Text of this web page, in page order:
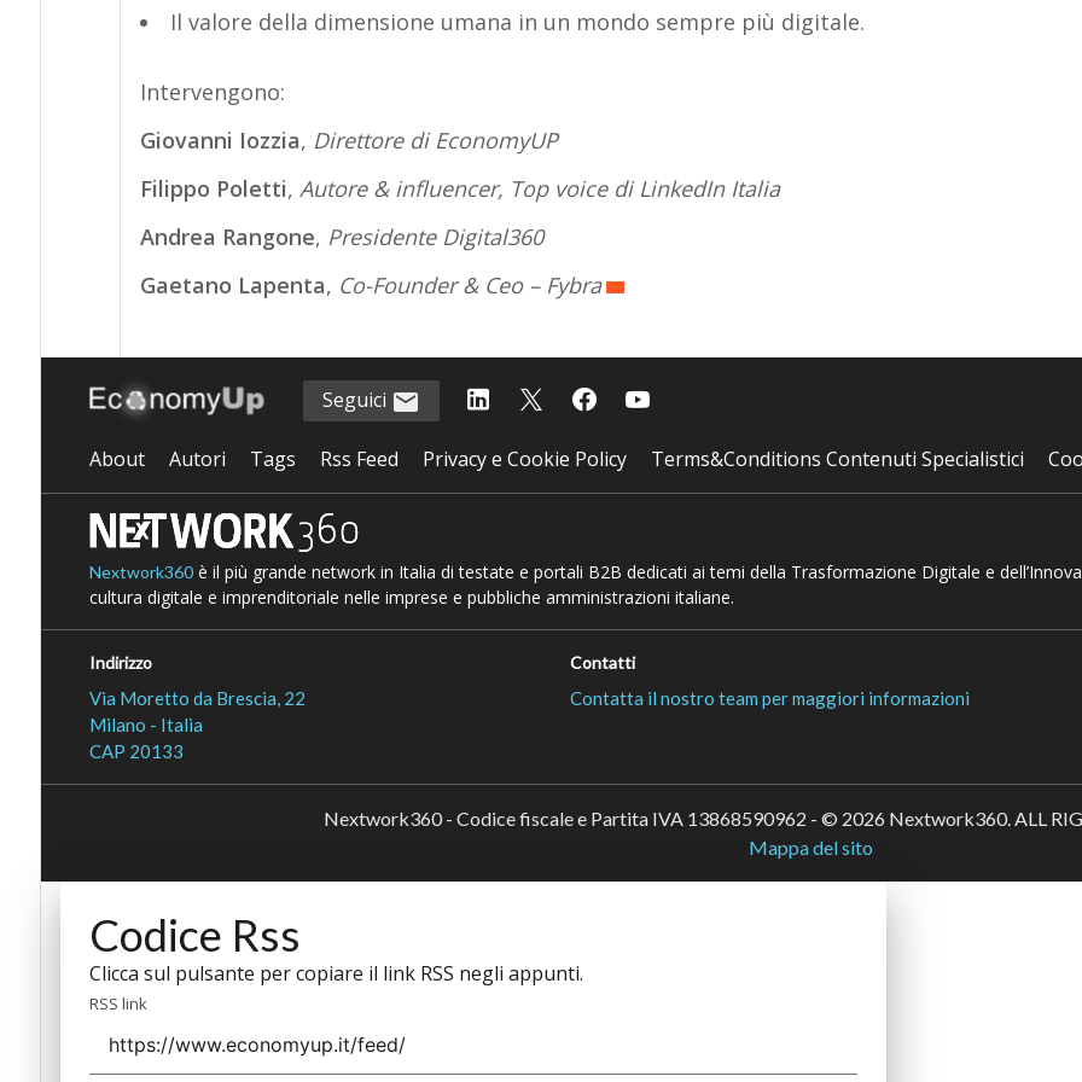
Il valore della dimensione umana in un mondo sempre più digitale.
Intervengono:
Giovanni Iozzia, Direttore di EconomyUP
Filippo Poletti, Autore & influencer, Top voice di LinkedIn Italia
Andrea Rangone, Presidente Digital360
Gaetano Lapenta, Co-Founder & Ceo – Fybra
Seguici
About Autori Tags Rss Feed Privacy e Cookie Policy Terms&Conditions Contenuti Specialistici
Nextwork360è il più grande network in Italia di testate e portali B2B dedicati ai temi della Trasformazione Digitale e
cultura digitale e imprenditoriale nelle imprese e pubbliche amministrazioni italiane.
Indirizzo
Via Moretto da Brescia, 22
Milano - Italia
CAP 20133
Contatti
Contatta il nostro team per maggiori informazioni
Nextwork360 - Codice fiscale e Partita IVA 13868590962 - © 2026 Nextwork360. ALL
Mappa del sito
Codice Rss
Clicca sul pulsante per copiare il link RSS negli appunti.
RSS link